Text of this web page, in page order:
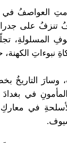
العواصفُ في
تنزفُ على
نبوءاتِ
التاريخُ
في
في معاركِ